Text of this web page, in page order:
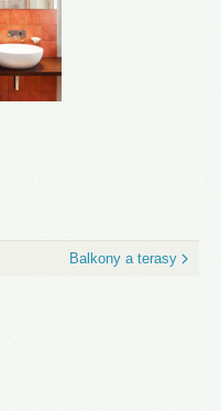
Balkony a terasy